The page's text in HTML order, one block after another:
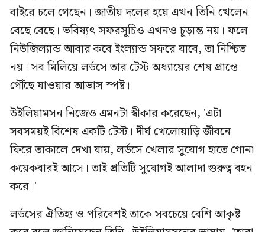
বাইরে চলে গেছেন। জাতীয় দলের হয়ে এখন তিনি খেলেন
বেছে বেছে। ভবিষ্যৎ সফরসূচিও এখনও চূড়ান্ত নয়। ফলে
নিউজিল্যান্ড আবার কবে ইংল্যান্ড সফরে যাবে, তা নিশ্চিত
নয়। সব মিলিয়ে লর্ডসে তার টেস্ট অধ্যায়ের শেষ প্রান্তে
পৌঁছে যাওয়ার আভাস স্পষ্ট।
উইলিয়ামসন নিজেও এমনটা স্বীকার করেছেন, 'এটা
সবসময়ই বিশেষ একটি টেস্ট। দীর্ঘ খেলোয়াড়ি জীবনে
ফিরে তাকালে দেখা যায়, লর্ডসে খেলার সুযোগ হাতে গোনা
কয়েকবারই আসে। তাই প্রতিটি সুযোগই আলাদা গুরুত্ব বহন
করে।'
লর্ডসের ঐতিহ্য ও পরিবেশই তাকে সবচেয়ে বেশি আকৃষ্ট